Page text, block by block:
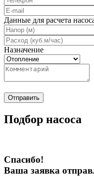
Данные для расчета
Назначение
Отправить
Подбор насоса
Спасибо!
Ваша заявка